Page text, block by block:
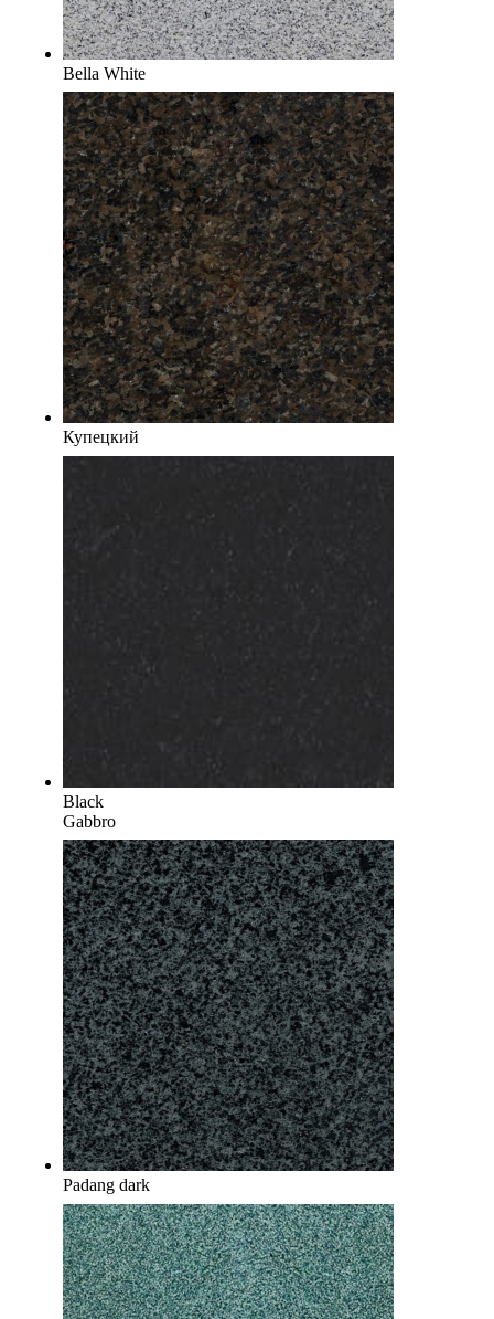
Bella White
Купецкий
Black
Gabbro
Padang dark